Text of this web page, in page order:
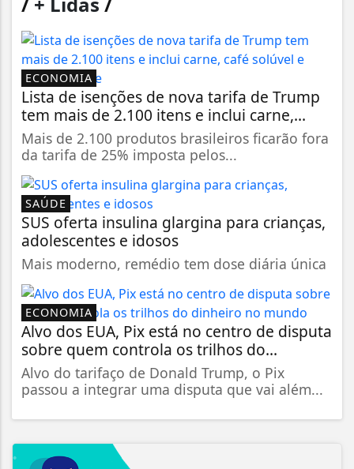
ECONOMIA
Lista de isenções de nova tarifa de Trump
tem mais de 2.100 itens e inclui carne,...
Mais de 2.100 produtos brasileiros ficarão fora
da tarifa de 25% imposta pelos...
SAÚDE
SUS oferta insulina glargina para crianças,
adolescentes e idosos
Mais moderno, remédio tem dose diária única
ECONOMIA
Alvo dos EUA, Pix está no centro de disputa
sobre quem controla os trilhos do...
Alvo do tarifaço de Donald Trump, o Pix
passou a integrar uma disputa que vai além...